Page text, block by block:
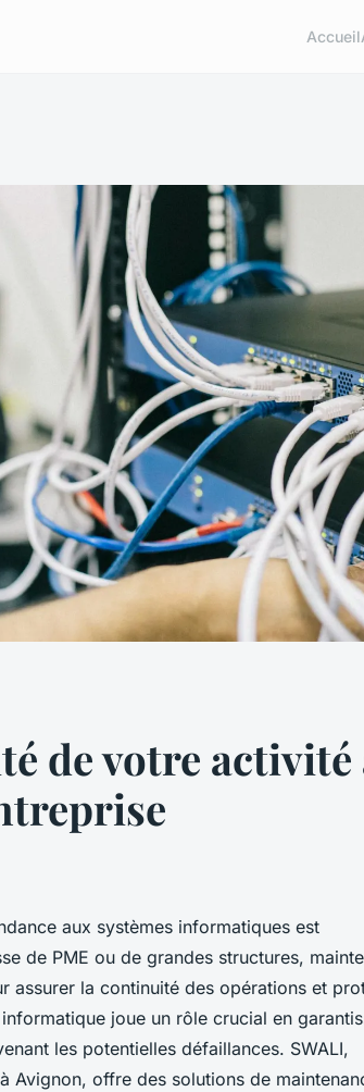
Accueil
de votre
aux systèmes informatiques est
de PME ou de grandes structures,
assurer la continuité des opérations et
joue un rôle crucial en
les potentielles défaillances. SWALI,
Avignon, offre des solutions de